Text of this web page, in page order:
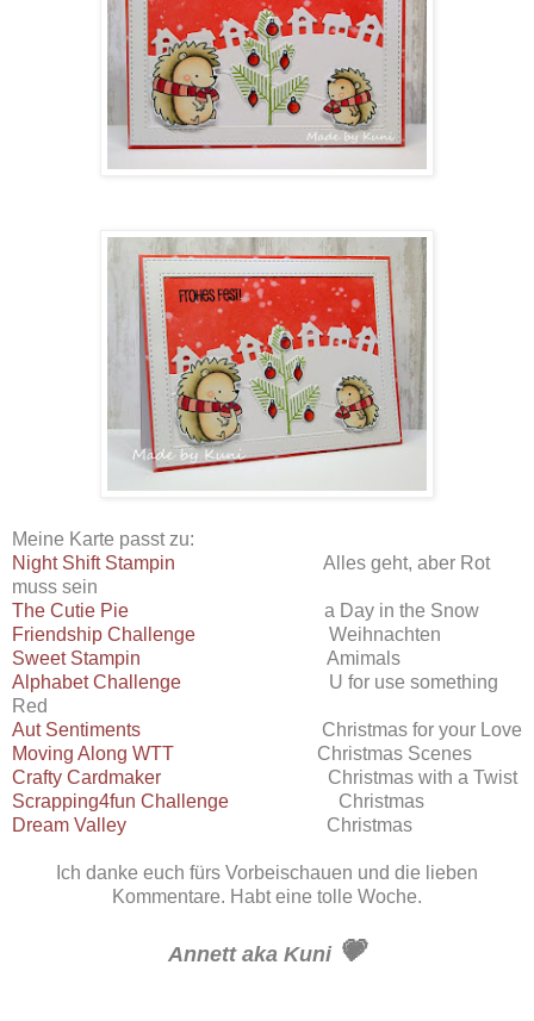
Meine Karte passt zu:
Night Shift Stampin Alles geht, aber Rot
muss sein
The Cutie Pie a Day in the Snow
Friendship Challenge Weihnachten
Sweet Stampin Amimals
Alphabet Challenge U for use something
Red
Aut Sentiments Christmas for your Love
Moving Along WTT Christmas Scenes
Crafty Cardmaker Christmas with a Twist
Scrapping4fun Challenge Christmas
Dream Valley Christmas
Ich danke euch fürs Vorbeischauen und die lieben
Kommentare. Habt eine tolle Woche.
Annett aka Kuni 💗